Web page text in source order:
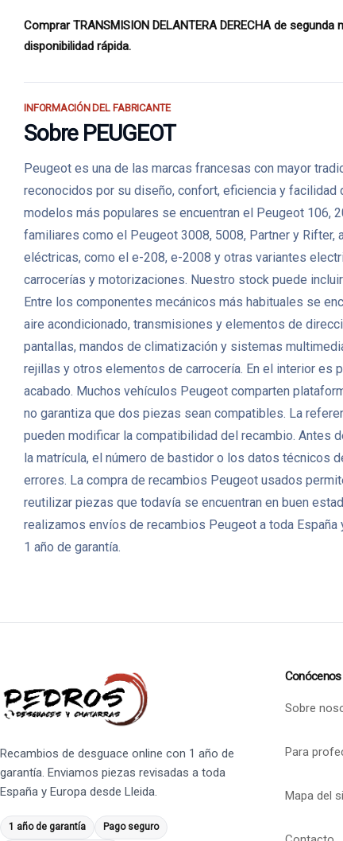
Comprar TRANSMISION DELANTERA DERECHA de
disponibilidad rápida.
INFORMACIÓN DEL FABRICANTE
Sobre PEUGEOT
Peugeot es una de las marcas francesas con mayor
reconocidos por su diseño, confort, eficiencia y
modelos más populares se encuentran el Peugeot 106,
familiares como el Peugeot 3008, 5008, Partner y
eléctricas, como el e-208, e-2008 y otras variantes
carrocerías y motorizaciones. Nuestro stock puede
Entre los componentes mecánicos más habituales se
aire acondicionado, transmisiones y elementos de
pantallas, mandos de climatización y sistemas
rejillas y otros elementos de carrocería. En el interior es
acabado. Muchos vehículos Peugeot comparten
no garantiza que dos piezas sean compatibles. La
pueden modificar la compatibilidad del recambio. Antes
la matrícula, el número de bastidor o los datos técnicos
errores. La compra de recambios Peugeot usados
reutilizar piezas que todavía se encuentran en buen
realizamos envíos de recambios Peugeot a toda
1 año de garantía.
Recambios de desguace online con 1 año de
garantía. Enviamos piezas revisadas a toda
España y Europa desde Lleida.
1 año de garantía Pago seguro
Conócenos
Sobre
Para
Mapa del